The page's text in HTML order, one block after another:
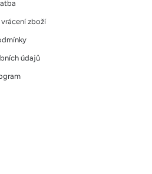
vrácení zboží
údajů